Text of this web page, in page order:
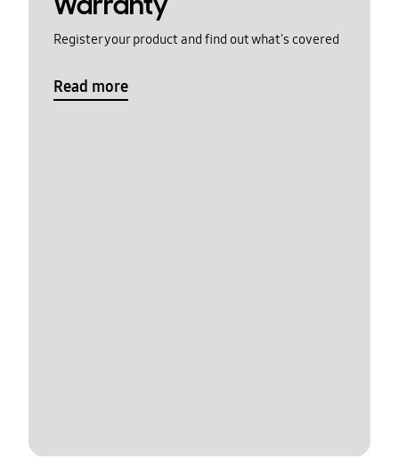
Register your product and find out what's covered
Read more